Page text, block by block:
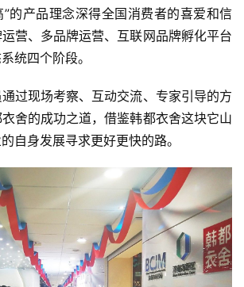
的产品理念深得全国消费者的喜爱和信
营、多品牌运营、互联网品牌孵化平台
统四个阶段。
过现场考察、互动交流、专家引导的方
舍的成功之道，借鉴韩都衣舍这块它山
自身发展寻求更好更快的路。